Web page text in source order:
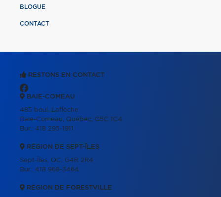
BLOGUE
CONTACT
RESTONS EN CONTACT
BAIE-COMEAU
485 boul. Laflèche
Baie-Comeau, Québec, G5C 1C4
Bur.: 418 295-1911
RÉGION DE SEPT-ÎLES
Sept-Îles, QC, G4R 2R4
Bur.: 418 968-3464
RÉGION DE FORESTVILLE